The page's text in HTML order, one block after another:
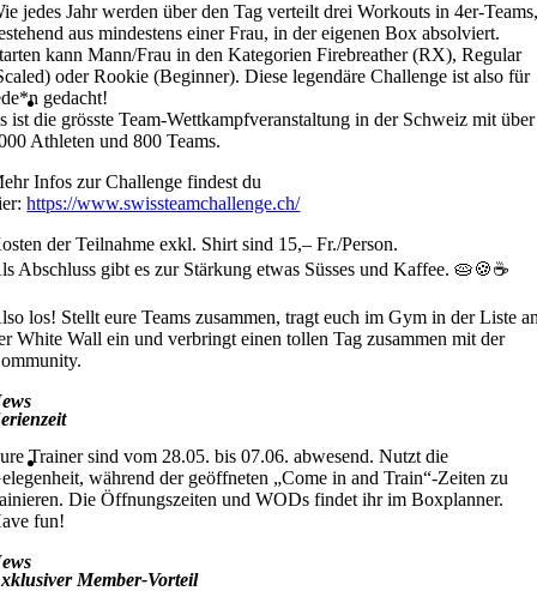
jedes Jahr werden über den Tag verteilt drei Workouts in 4er-
aus mindestens einer Frau, in der eigenen Box absolviert.
kann Mann/Frau in den Kategorien Firebreather (RX), Regular
oder Rookie (Beginner). Diese legendäre Challenge ist also für
gedacht!
ist die grösste Team-Wettkampfveranstaltung in der Schweiz mit über
Athleten und 800 Teams.
Infos zur Challenge findest du
https://www.swissteamchallenge.ch/
der Teilnahme exkl. Shirt sind 15,– Fr./Person.
Abschluss gibt es zur Stärkung etwas Süsses und Kaffee. 🥧🍪☕
los! Stellt eure Teams zusammen, tragt euch im Gym in der Liste
White Wall ein und verbringt einen tollen Tag zusammen mit der
Trainer sind vom 28.05. bis 07.06. abwesend. Nutzt die
während der geöffneten „Come in and Train“-Zeiten zu
Die Öffnungszeiten und WODs findet ihr im Boxplanner.
fun!
Member-Vorteil